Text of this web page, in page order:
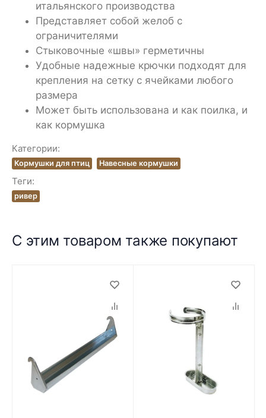
итальянского производства
Представляет собой желоб с
ограничителями
Стыковочные «швы» герметичны
Удобные надежные крючки подходят для
крепления на сетку с ячейками любого
размера
Может быть использована и как поилка, и
как кормушка
Категории:
Кормушки для птиц Навесные кормушки
Теги:
ривер
С этим товаром также покупают